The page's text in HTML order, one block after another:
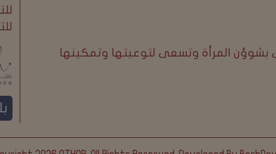
بشوؤن المرأة وتسعى لتوعيتها وتمكينها